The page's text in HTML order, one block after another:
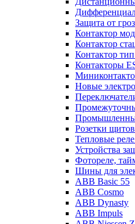
Защита от
Контактор
Контактор
Контактор
Контакторы
Новые
Розетки
Тепловые
Устройства
Фотореле,
Шины для
ABB Basic 55
ABB Cosmo
ABB Dynasty
ABB Impuls